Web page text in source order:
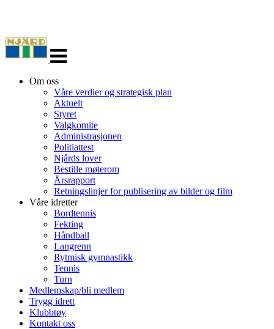
navigasjon
Om oss
Våre verdier og strategisk plan
Aktuelt
Styret
Valgkomite
Administrasjonen
Politiattest
Njårds lover
Bestille møterom
Årsrapport
Retningslinjer for publisering av bilder og film
Våre idretter
Bordtennis
Fekting
Håndball
Langrenn
Rytmisk gymnastikk
Tennis
Turn
Medlemskap/bli medlem
Trygg idrett
Klubbtøy
Kontakt oss